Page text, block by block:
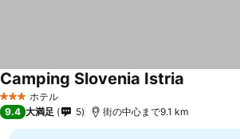
3 ホテルのランク
ホテル
Camping Slovenia Istria
9.4 大満足 5 街の中心まで9.1 km